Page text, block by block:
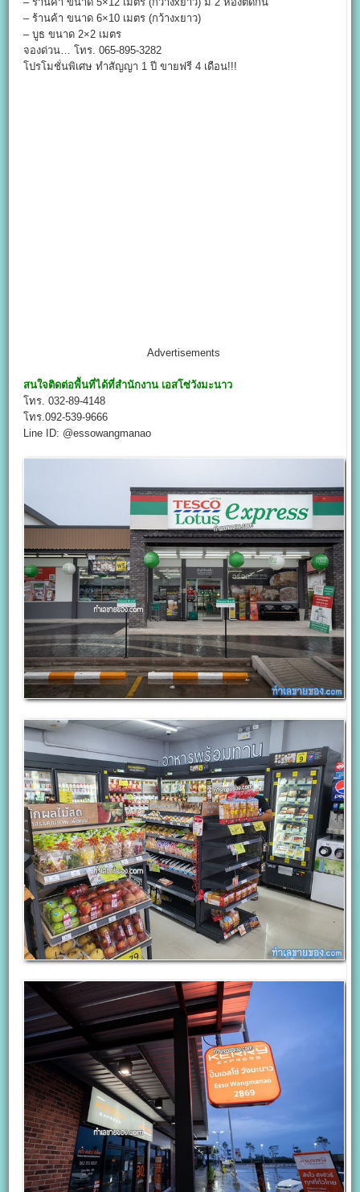
– ร้านค้า ขนาด 6×10 เมตร (กว้างxยาว)
– บูธ ขนาด 2×2 เมตร
จองด่วน… โทร. 065-895-3282
โปรโมชั่นพิเศษ ทำสัญญา 1 ปี ขายฟรี 4 เดือน!!!
Advertisements
สนใจติดต่อพื้นที่ได้ที่สำนักงาน เอสโซ่วังมะนาว
โทร. 032-89-4148
โทร.092-539-9666
Line ID: @essowangmanao